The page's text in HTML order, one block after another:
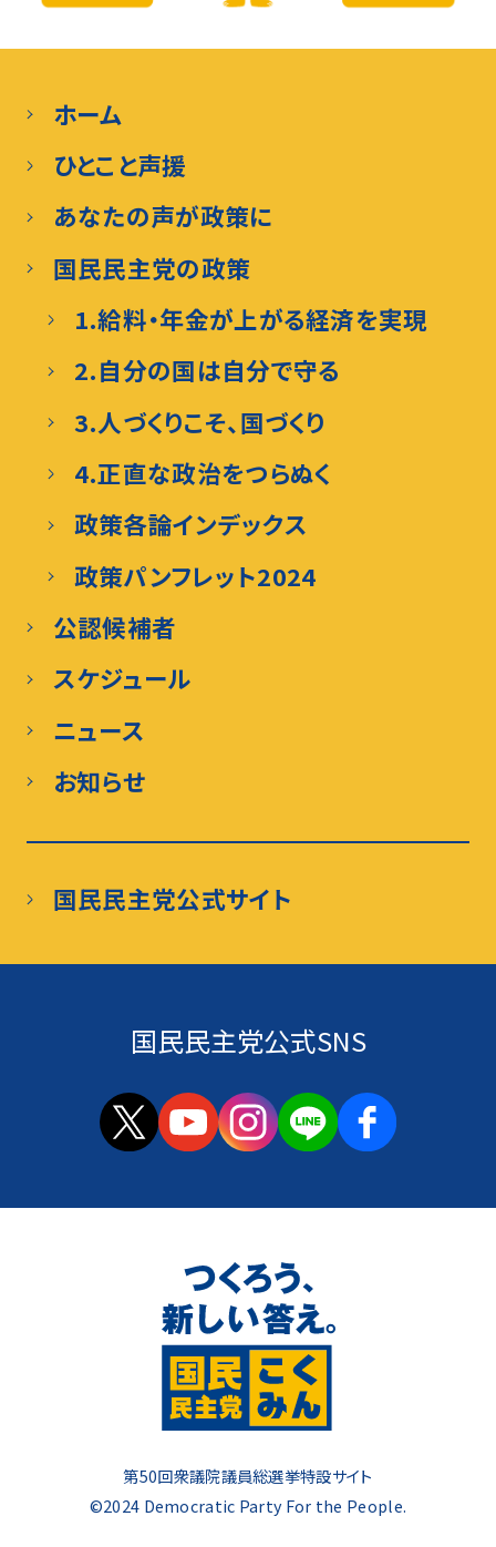
ホーム
ひとこと声援
あなたの声が政策に
国民民主党の政策
1.給料・年金が上がる経済を実現
2.自分の国は自分で守る
3.人づくりこそ、国づくり
4.正直な政治をつらぬく
政策各論インデックス
政策パンフレット2024
公認候補者
スケジュール
ニュース
お知らせ
国民民主党公式サイト
国民民主党公式SNS
第50回衆議院議員総選挙特設サイト
©2024 Democratic Party For the People.